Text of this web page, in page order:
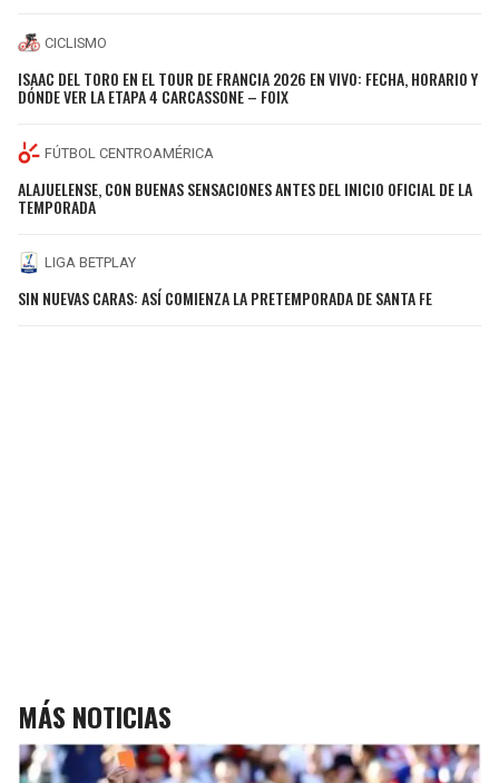
CICLISMO
ISAAC DEL TORO EN EL TOUR DE FRANCIA 2026 EN VIVO: FECHA, HORARIO Y
DÓNDE VER LA ETAPA 4 CARCASSONE – FOIX
FÚTBOL CENTROAMÉRICA
ALAJUELENSE, CON BUENAS SENSACIONES ANTES DEL INICIO OFICIAL DE LA
TEMPORADA
LIGA BETPLAY
SIN NUEVAS CARAS: ASÍ COMIENZA LA PRETEMPORADA DE SANTA FE
MÁS NOTICIAS